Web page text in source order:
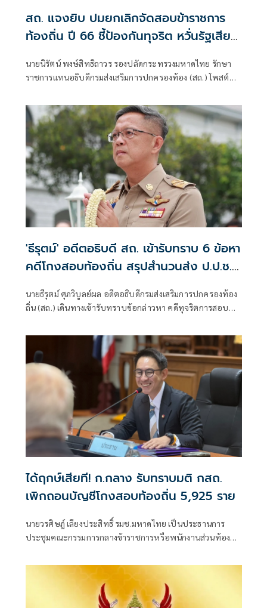
สถ. แจงยิบ ปมยกเลิกจัดสอบข้าราชการ
ท้องถิ่น ปี 66 ชี้ป้องกันทุจริต หวั่นรัฐเสีย
นายนิรัตน์ พงษ์สิทธิถาวร รองปลัดกระทรวงมหาดไทย รักษา
ราชการแทนอธิบดีกรมส่งเสริมการปกครองท้อง (สถ.) โพสต์
การจัดสอบแข่งขันเพื่อบรรจุบุคคลเป็นข้าราชการหรือพนักงาน
ส่วนท้องถิ่นประจำปี 2566​ ว่า
'ธีรุตม์' อดีตอธิบดี สถ. เข้ารับทราบ 6 ข้อหา
คดีโกงสอบท้องถิ่น สรุปสำนวนส่ง ป.ป.ช.
นายธีรุตม์ ศุภวิบูลย์ผล อดีตอธิบดีกรมส่งเสริมการปกครองท้อง
ถิ่น (สถ.) เดินทางเข้ารับทราบข้อกล่าวหา คดีทุจริตการสอบ
ได้ฤกษ์เสียที! ก.กลาง รับทราบมติ กสถ.
เพิกถอนบัญชีโกงสอบท้องถิ่น 5,925 ราย
นายวรศิษฎ์ เลียงประสิทธิ์ รมช.มหาดไทย เป็นประธานการ
ประชุมคณะกรรมการกลางข้าราชการหรือพนักงานส่วนท้อง
กลางการสอบแข่งขันพนักงานส่วนท้องถิ่น (กสถ.) ที่ให้ยกเลิก
บัญชีผู้สอบแข่งขันพนักงานส่วนท้องถิ่นเดิม และประกาศบัญชี